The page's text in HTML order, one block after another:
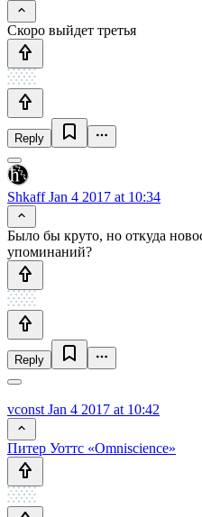
Скоро выйдет третья
Reply
ShkaffJan 4 2017 at 10:34
Было бы круто, но откуда
упоминаний?
Reply
vconst Jan 4 2017 at 10:42
Питер Уоттс «Omniscience»